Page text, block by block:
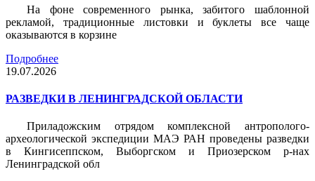
На фоне современного рынка, забитого шаблонной
рекламой, традиционные листовки и буклеты все чаще
оказываются в корзине
Подробнее
19.07.2026
РАЗВЕДКИ В ЛЕНИНГРАДСКОЙ ОБЛАСТИ
Приладожским отрядом комплексной антрополого-
археологической экспедиции МАЭ РАН проведены разведки
в Кингисеппском, Выборгском и Приозерском р-нах
Ленинградской обл